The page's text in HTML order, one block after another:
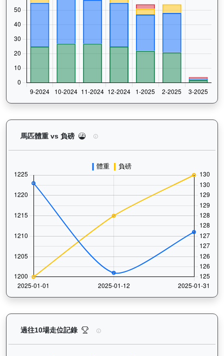
馬匹體重 vs 負磅 歡樂飛駒（J496）— 馬匹體重與負磅
過往10場走位記錄 歡樂飛駒（J496）— 過往走位記錄圖